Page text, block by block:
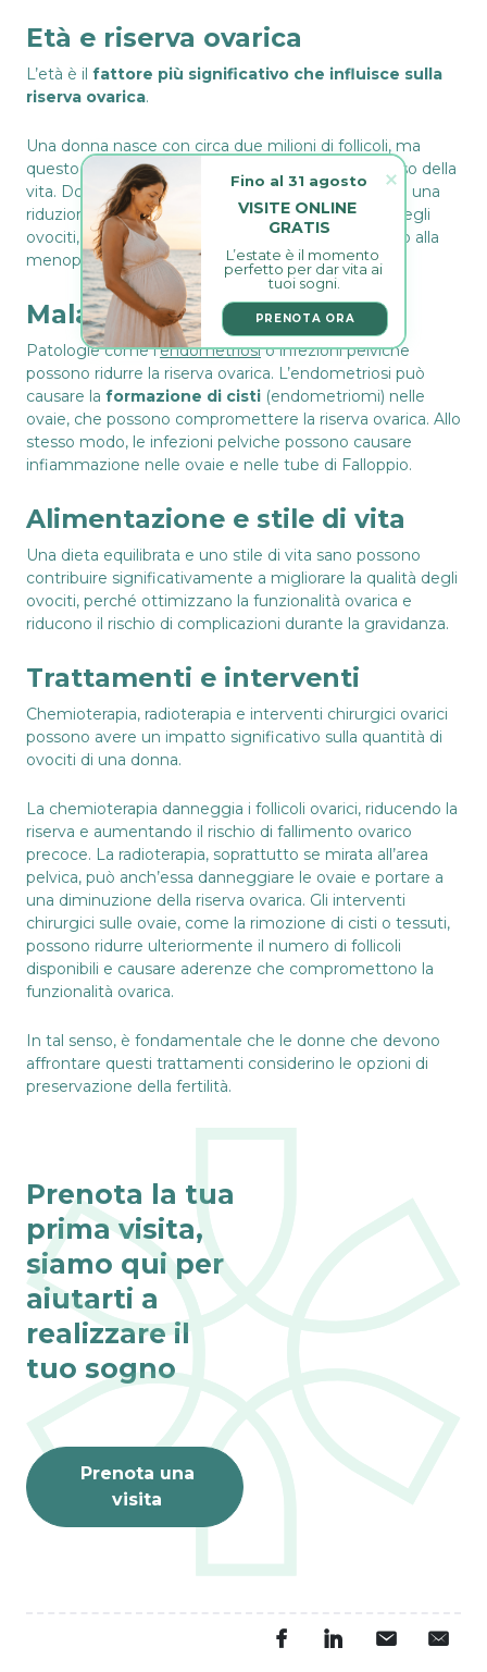
Età e riserva ovarica
L’età è il fattore più significativo che influisce sulla
riserva ovarica.
Una donna nasce con circa due milioni di follicoli, ma
questo numero diminuisce drasticamente nel corso della
vita. Dopo i 35 anni di età, ad esempio, si assiste ad una
riduzione significativa della riserva e della qualità degli
ovociti, con un ulteriore declino dopo i 40 anni, fino alla
menopausa.
Malattie pregresse
Patologie come l’endometriosio infezioni pelviche
possono ridurre la riserva ovarica. L’endometriosi può
causare la formazione di cisti (endometriomi) nelle
ovaie, che possono compromettere la riserva ovarica. Allo
stesso modo, le infezioni pelviche possono causare
infiammazione nelle ovaie e nelle tube di Falloppio.
Alimentazione e stile di vita
Una dieta equilibrata e uno stile di vita sano possono
contribuire significativamente a migliorare la qualità degli
ovociti, perché ottimizzano la funzionalità ovarica e
riducono il rischio di complicazioni durante la gravidanza.
Trattamenti e interventi
Chemioterapia, radioterapia e interventi chirurgici ovarici
possono avere un impatto significativo sulla quantità di
ovociti di una donna.
La chemioterapia danneggia i follicoli ovarici, riducendo la
riserva e aumentando il rischio di fallimento ovarico
precoce. La radioterapia, soprattutto se mirata all’area
pelvica, può anch’essa danneggiare le ovaie e portare a
una diminuzione della riserva ovarica. Gli interventi
chirurgici sulle ovaie, come la rimozione di cisti o tessuti,
possono ridurre ulteriormente il numero di follicoli
disponibili e causare aderenze che compromettono la
funzionalità ovarica.
In tal senso, è fondamentale che le donne che devono
affrontare questi trattamenti considerino le opzioni di
preservazione della fertilità.
Prenota la tua
prima visita,
siamo qui per
aiutarti a
realizzare il
tuo sogno
Prenota una
visita
VISITE ONLINE
GRATIS
L’estate è il momento
perfetto per dar vita ai
tuoi sogni.
PRENOTA ORA
Fino al 31 agosto